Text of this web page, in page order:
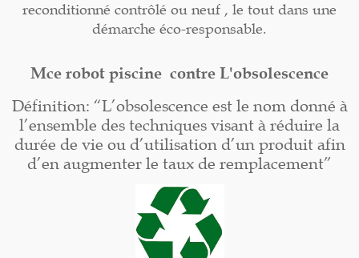
reconditionné contrôlé ou neuf , le tout dans une
démarche éco-responsable.
Mce robot piscine contre L'obsolescence
Définition: “L’obsolescence est le nom donné à
l’ensemble des techniques visant à réduire la
durée de vie ou d’utilisation d’un produit afin
d’en augmenter le taux de remplacement”